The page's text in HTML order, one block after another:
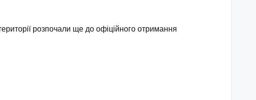
розпочали ще до офіційного отримання